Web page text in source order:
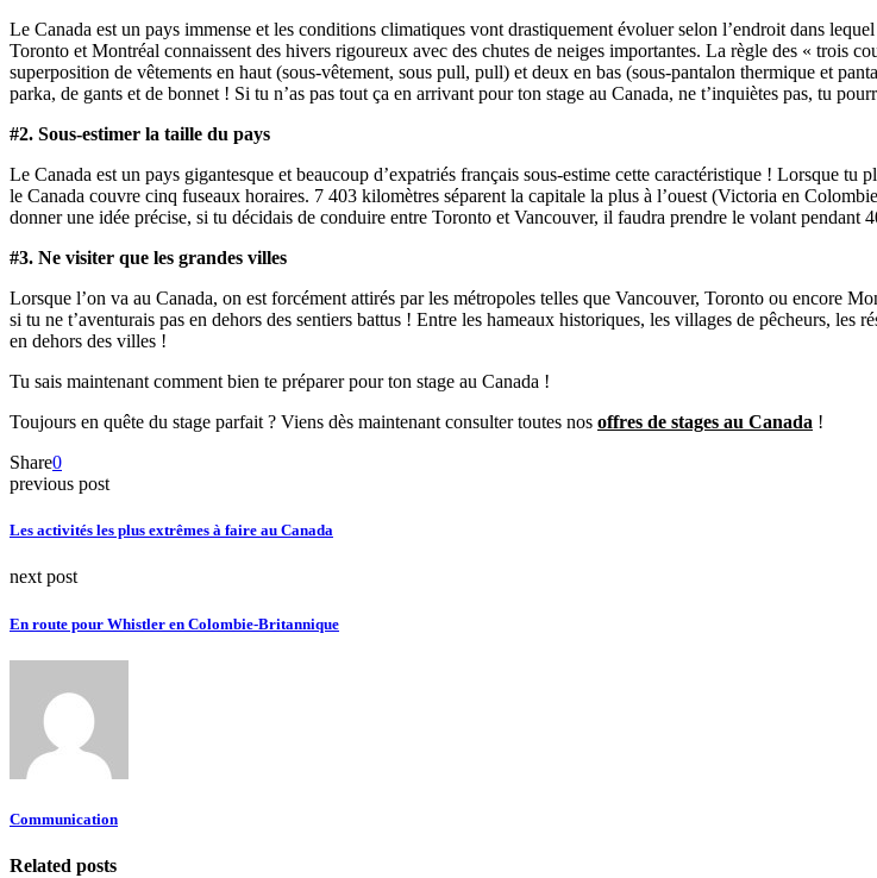
Le Canada est un pays immense et les conditions climatiques vont drastiquement évoluer selon l’endroit dans
Toronto et Montréal connaissent des hivers rigoureux avec des chutes de neiges importantes. La règle des « trois
superposition de vêtements en haut (sous-vêtement, sous pull, pull) et deux en bas (sous-pantalon thermique et
parka, de gants et de bonnet ! Si tu n’as pas tout ça en arrivant pour ton stage au Canada, ne t’inquiètes pas, tu
#2. Sous-estimer la taille du pays
Le Canada est un pays gigantesque et beaucoup d’expatriés français sous-estime cette caractéristique ! Lorsque
le Canada couvre cinq fuseaux horaires. 7 403 kilomètres séparent la capitale la plus à l’ouest (Victoria en
donner une idée précise, si tu décidais de conduire entre Toronto et Vancouver, il faudra prendre le volant pendant
#3. Ne visiter que les grandes villes
Lorsque l’on va au Canada, on est forcément attirés par les métropoles telles que Vancouver, Toronto ou encore
si tu ne t’aventurais pas en dehors des sentiers battus ! Entre les hameaux historiques, les villages de pêcheurs,
en dehors des villes !
Tu sais maintenant comment bien te préparer pour ton stage au Canada !
Toujours en quête du stage parfait ? Viens dès maintenant consulter toutes nos offres de stages au Canada !
Share0
previous post
Les activités les plus extrêmes à faire au Canada
next post
En route pour Whistler en Colombie-Britannique
Communication
Related posts